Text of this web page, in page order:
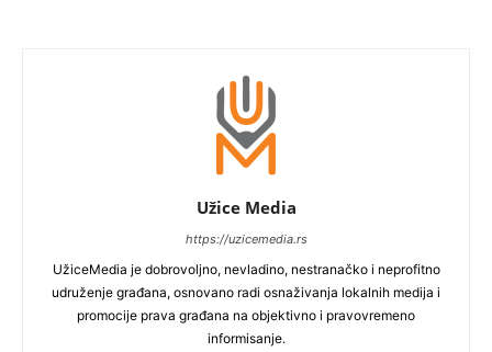
Užice Media
https://uzicemedia.rs
UžiceMedia je dobrovoljno, nevladino, nestranačko i neprofitno
udruženje građana, osnovano radi osnaživanja lokalnih medija i
promocije prava građana na objektivno i pravovremeno
informisanje.